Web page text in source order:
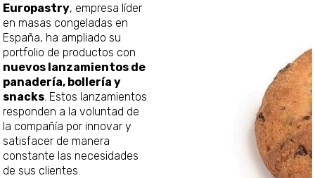
Europastry, empresa líder
en masas congeladas en
España, ha ampliado su
portfolio de productos con
nuevos lanzamientos de
panadería, bollería y
snacks . Estos lanzamientos
responden a la voluntad de
la compañía por innovar y
satisfacer de manera
constante las necesidades
de sus clientes.